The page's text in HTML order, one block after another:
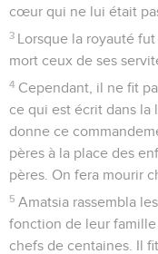
cœur qui ne lui était
3 Lorsque la royauté
mort ceux de ses
4 Cependant, il ne fit
ce qui est écrit dans la
donne ce
pères à la place des
pères. On fera mourir
5 Amatsia rassembla
fonction de leur
chefs de centaines. Il